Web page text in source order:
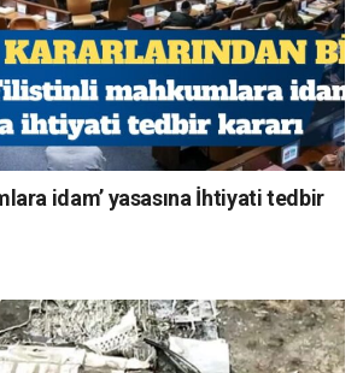
idam’ yasasına İhtiyati tedbir